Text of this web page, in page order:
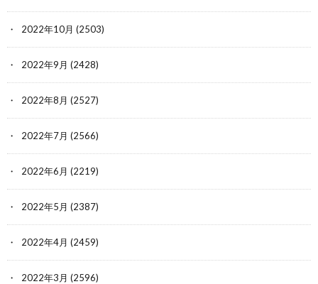
2022年10月 (2503)
2022年9月 (2428)
2022年8月 (2527)
2022年7月 (2566)
2022年6月 (2219)
2022年5月 (2387)
2022年4月 (2459)
2022年3月 (2596)